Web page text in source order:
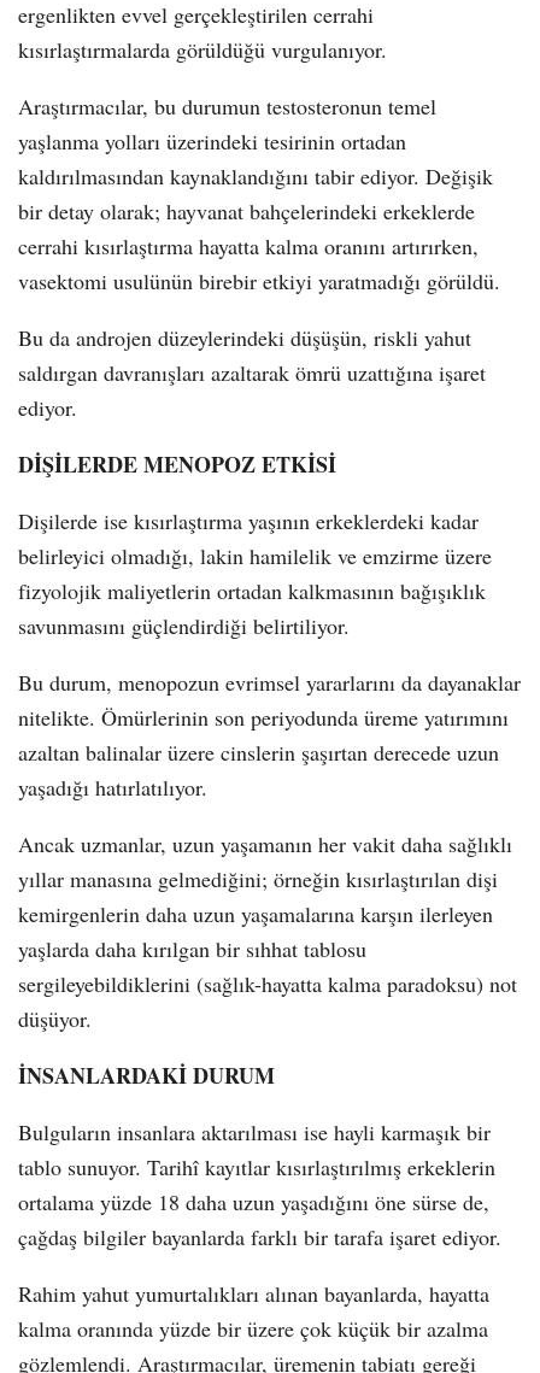
ergenlikten evvel gerçekleştirilen cerrahi
kısırlaştırmalarda görüldüğü vurgulanıyor.
Araştırmacılar, bu durumun testosteronun temel
yaşlanma yolları üzerindeki tesirinin ortadan
kaldırılmasından kaynaklandığını tabir ediyor. Değişik
bir detay olarak; hayvanat bahçelerindeki erkeklerde
cerrahi kısırlaştırma hayatta kalma oranını artırırken,
vasektomi usulünün birebir etkiyi yaratmadığı görüldü.
Bu da androjen düzeylerindeki düşüşün, riskli yahut
saldırgan davranışları azaltarak ömrü uzattığına işaret
ediyor.
DİŞİLERDE MENOPOZ ETKİSİ
Dişilerde ise kısırlaştırma yaşının erkeklerdeki kadar
belirleyici olmadığı, lakin hamilelik ve emzirme üzere
fizyolojik maliyetlerin ortadan kalkmasının bağışıklık
savunmasını güçlendirdiği belirtiliyor.
Bu durum, menopozun evrimsel yararlarını da dayanaklar
nitelikte. Ömürlerinin son periyodunda üreme yatırımını
azaltan balinalar üzere cinslerin şaşırtan derecede uzun
yaşadığı hatırlatılıyor.
Ancak uzmanlar, uzun yaşamanın her vakit daha sağlıklı
yıllar manasına gelmediğini; örneğin kısırlaştırılan dişi
kemirgenlerin daha uzun yaşamalarına karşın ilerleyen
yaşlarda daha kırılgan bir sıhhat tablosu
sergileyebildiklerini (sağlık-hayatta kalma paradoksu) not
düşüyor.
İNSANLARDAKİ DURUM
Bulguların insanlara aktarılması ise hayli karmaşık bir
tablo sunuyor. Tarihî kayıtlar kısırlaştırılmış erkeklerin
ortalama yüzde 18 daha uzun yaşadığını öne sürse de,
çağdaş bilgiler bayanlarda farklı bir tarafa işaret ediyor.
Rahim yahut yumurtalıkları alınan bayanlarda, hayatta
kalma oranında yüzde bir üzere çok küçük bir azalma
gözlemlendi. Araştırmacılar, üremenin tabiatı gereği